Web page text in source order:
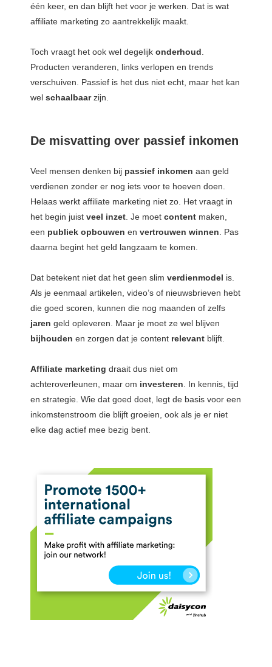
één keer, en dan blijft het voor je werken. Dat is wat
affiliate marketing zo aantrekkelijk maakt.
Toch vraagt het ook wel degelijk onderhoud
Producten veranderen, links verlopen en trends
verschuiven. Passief is het dus niet echt, maar het kan
wel schaalbaarzijn.
De misvatting over passief inkomen
Veel mensen denken bij passief inkomen aan geld
verdienen zonder er nog iets voor te hoeven doen.
Helaas werkt affiliate marketing niet zo. Het vraagt in
het begin juist veel inzet . Je moet content maken,
een publiek opbouwen en vertrouwen winnen . Pas
daarna begint het geld langzaam te komen.
Dat betekent niet dat het geen slim verdienmodel is.
Als je eenmaal artikelen, video’s of nieuwsbrieven hebt
die goed scoren, kunnen die nog maanden of zelfs
jaren geld opleveren. Maar je moet ze wel blijven
bijhouden en zorgen dat je content relevant blijft.
Affiliate marketing draait dus niet om
achteroverleunen, maar om investeren . In kennis, tijd
en strategie. Wie dat goed doet, legt de basis voor een
inkomstenstroom die blijft groeien, ook als je er niet
elke dag actief mee bezig bent.